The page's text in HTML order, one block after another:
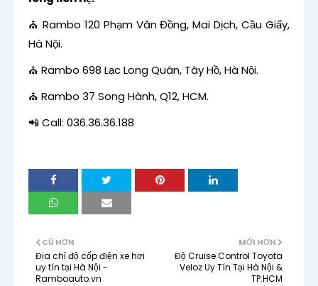
⛪ Rambo 120 Phạm Văn Đồng, Mai Dịch, Cầu Giấy,
Hà Nội.
⛪ Rambo 698 Lạc Long Quân, Tây Hồ, Hà Nội.
⛪ Rambo 37 Song Hành, Q12, HCM.
📲 Call: 036.36.36.188
MỚI HƠN
Độ Cruise Control Toyota
Veloz Uy Tín Tại Hà Nội &
TP.HCM
CŨ HƠN
Địa chỉ độ cốp điện xe hơi
uy tín tại Hà Nội -
Ramboauto.vn